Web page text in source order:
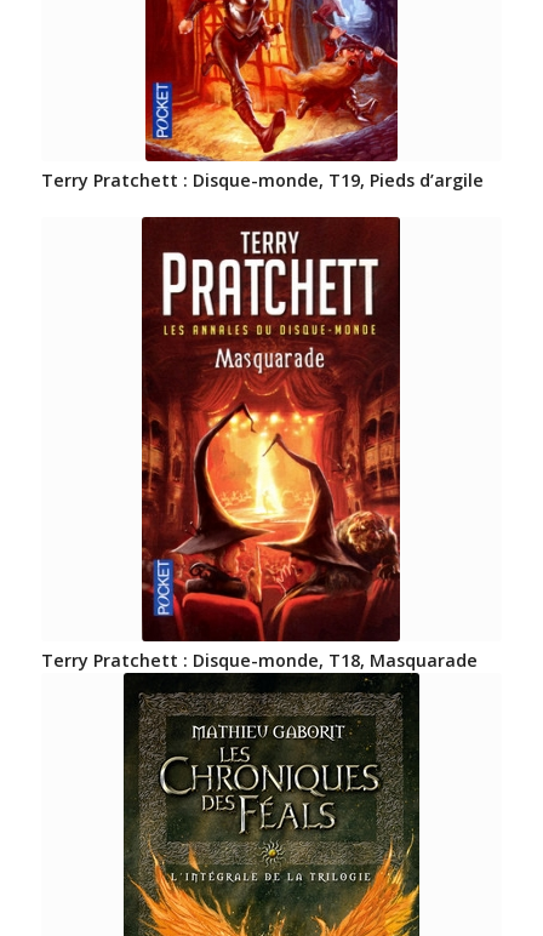
Terry Pratchett : Disque-monde, T19, Pieds d’argile
Terry Pratchett : Disque-monde, T18, Masquarade